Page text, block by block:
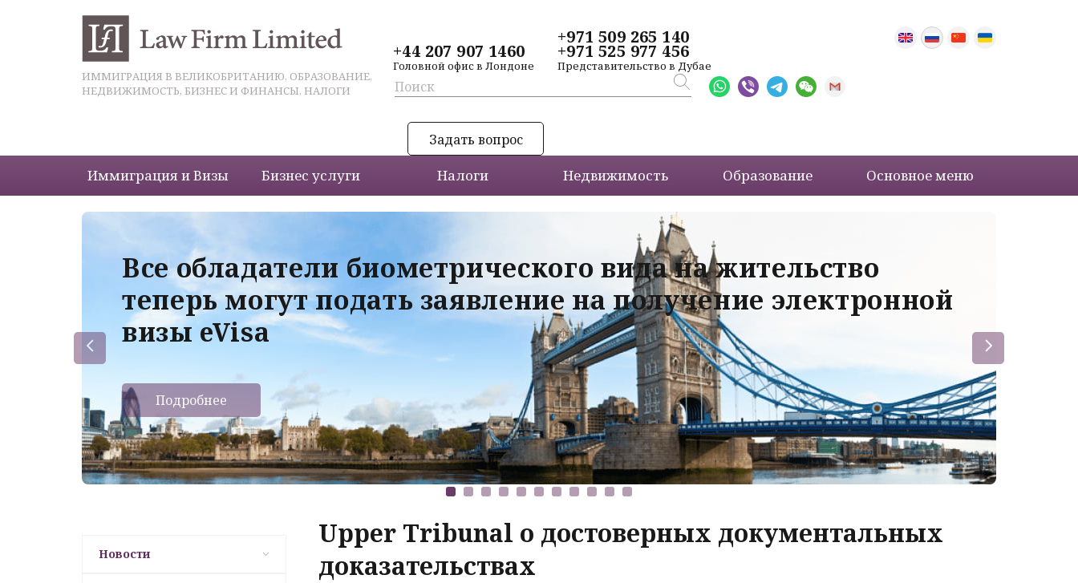
ИММИГРАЦИЯ В ВЕЛИКОБРИТАНИЮ, ОБРАЗОВАНИЕ,
НЕДВИЖИМОСТЬ, БИЗНЕС И ФИНАНСЫ, НАЛОГИ
+44 207 907 1460
Головной офис в Лондоне
+971 509 265 140
+971 525 977 456
Представительство в Дубае
Задать вопрос
Иммиграция и Визы Бизнес услуги Налоги Недвижимость Образование Основное меню
Все обладатели биометрического вида на жительство
теперь могут подать заявление на получение электронной
визы eVisa
Подробнее
Новости
Upper Tribunal о достоверных документальных
доказательствах